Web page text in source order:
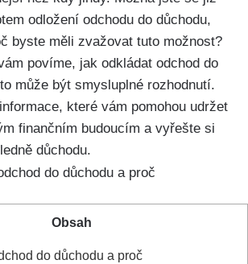
odložení odchodu do důchodu,
byste měli zvažovat tuto možnost?
povíme, jak odkládat odchod do
může být smysluplné rozhodnutí.
které vám pomohou udržet
finančním budoucím a vyřešte si
důchodu.
Obsah
do důchodu a proč